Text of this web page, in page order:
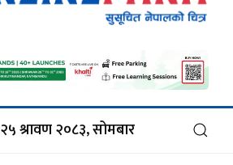
२५ श्रावण २०८३, सोमबार